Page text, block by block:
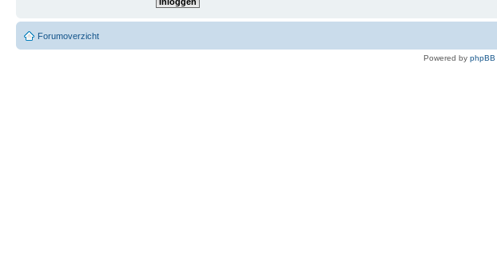
Forumoverzicht
Powered by phpBB